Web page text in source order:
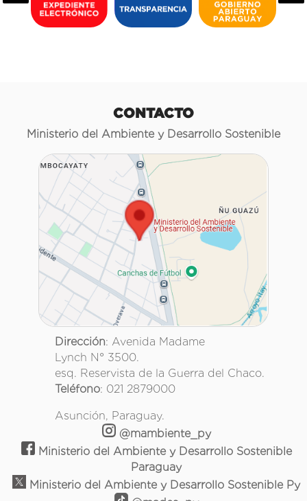
CONTACTO
Ministerio del Ambiente y Desarrollo Sostenible
Dirección: Avenida Madame
Lynch N° 3500.
esq. Reservista de la Guerra del Chaco.
Teléfono: 021 2879000
Asunción, Paraguay.
@mambiente_py
Ministerio del Ambiente y Desarrollo Sostenible
Paraguay
Ministerio del Ambiente y Desarrollo Sostenible Py